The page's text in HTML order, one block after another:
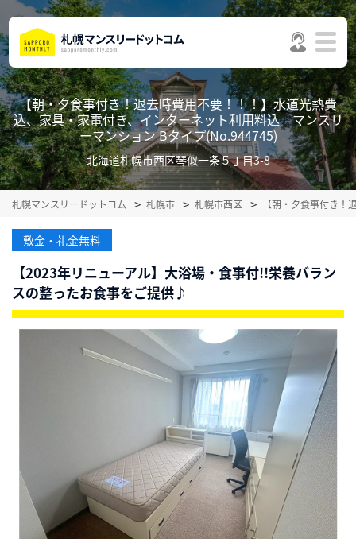
【朝・夕食事付き！退去時費用不要！！！】水道光熱費
込、家具・家電付き、インターネット利用料込 マンスリ
ーマンション Bタイプ(No.944745)
北海道札幌市西区琴似一条５丁目3-8
札幌マンスリードットコム 札幌市 札幌市西区 【朝・夕食事付き
敷金・礼金無料
【2023年リニューアル】大浴場・食事付!!栄養バラン
スの整ったお食事をご提供♪